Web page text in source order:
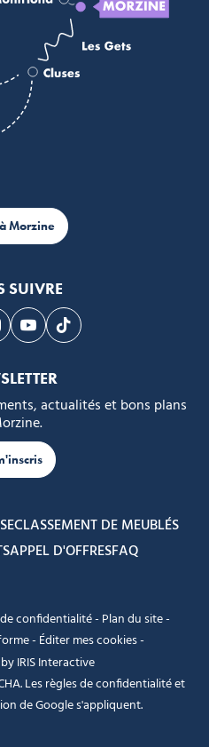
Morzine
SUIVRE
sur Facebook
nous sur Instagram
Suivez-nous sur Youtube
Suivez-nous sur
actualités et bons plans
CLASSEMENT DE MEUBLÉS
APPEL D'OFFRESFAQ
confidentialité- Plan du site-
- Éditer mes cookies-
byIRIS Interactive
Lesrègles de confidentialitéet
de Google s'appliquent.